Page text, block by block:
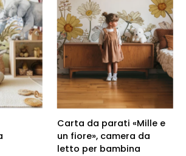
Carta da parati «Mille e
un fiore», camera da
letto per bambina